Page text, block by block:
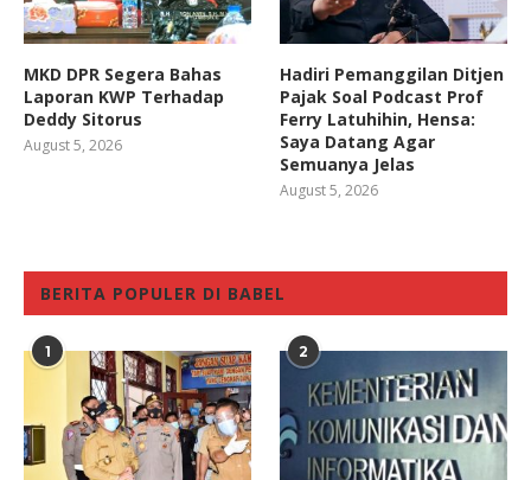
MKD DPR Segera Bahas
Laporan KWP Terhadap
Deddy Sitorus
August 5, 2026
Hadiri Pemanggilan Ditjen
Pajak Soal Podcast Prof
Ferry Latuhihin, Hensa:
Saya Datang Agar
Semuanya Jelas
August 5, 2026
BERITA POPULER DI BABEL
1 2